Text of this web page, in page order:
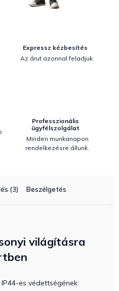
Expressz kézbesítés
Az árut azonnal feladjuk.
Professzionális
ügyfélszolgálat
Minden munkanapon
rendelkezésre állunk.
(3) Beszélgetés
világításra
es védettségének